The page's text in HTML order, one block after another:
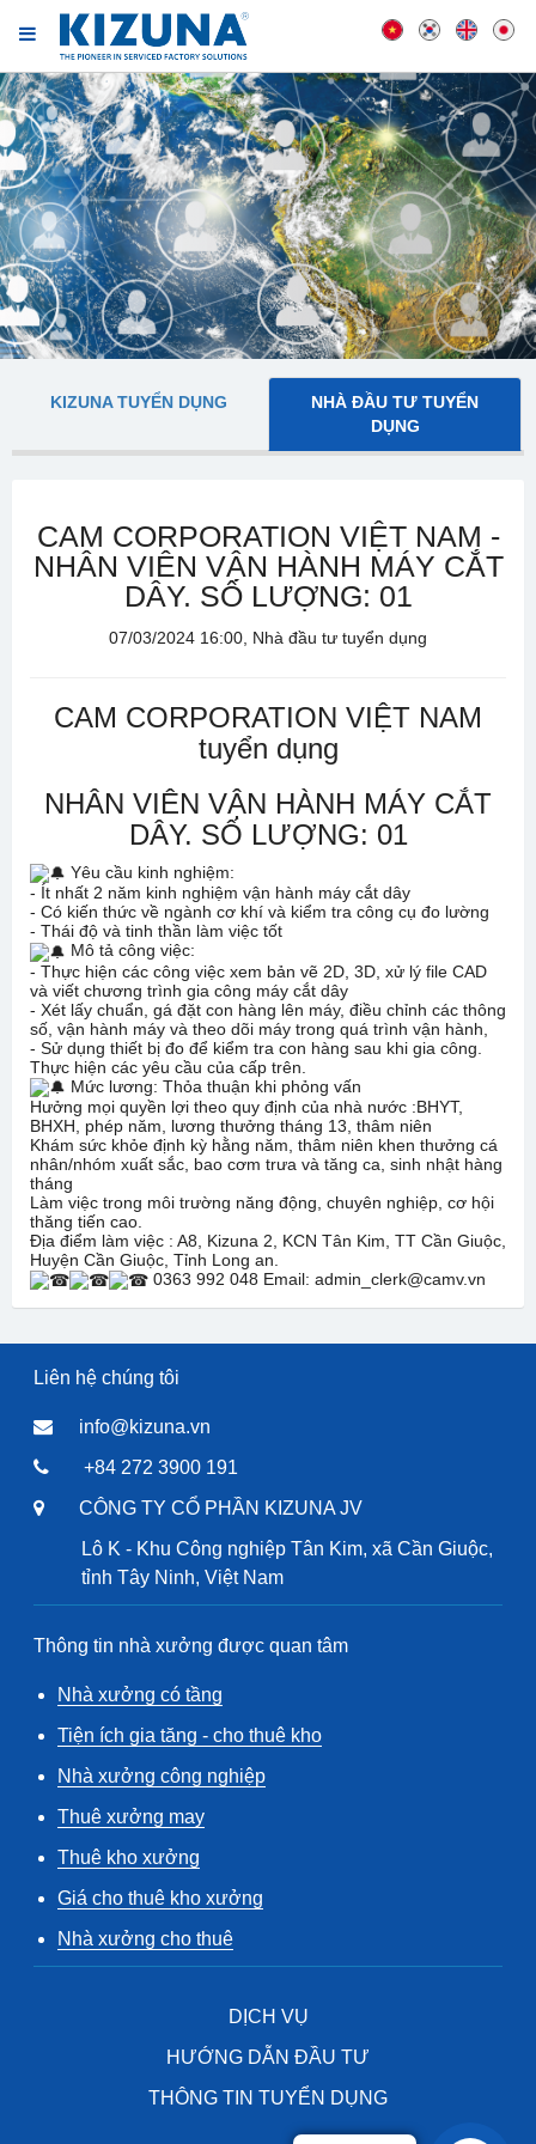
KIZUNA TUYỂN DỤNG
NHÀ ĐẦU TƯ TUYỂN
DỤNG
CAM CORPORATION VIỆT NAM -
NHÂN VIÊN VẬN HÀNH MÁY CẮT
DÂY. SỐ LƯỢNG: 01
07/03/2024 16:00, Nhà đầu tư tuyển dụng
CAM CORPORATION VIỆT NAM
tuyển dụng
NHÂN VIÊN VẬN HÀNH MÁY CẮT
DÂY. SỐ LƯỢNG: 01
Yêu cầu kinh nghiệm:
- Ít nhất 2 năm kinh nghiệm vận hành máy cắt dây
- Có kiến thức về ngành cơ khí và kiểm tra công cụ đo lường
- Thái độ và tinh thần làm việc tốt
Mô tả công việc:
- Thực hiện các công việc xem bản vẽ 2D, 3D, xử lý file CAD
và viết chương trình gia công máy cắt dây
- Xét lấy chuẩn, gá đặt con hàng lên máy, điều chỉnh các thông
số, vận hành máy và theo dõi máy trong quá trình vận hành,
- Sử dụng thiết bị đo để kiểm tra con hàng sau khi gia công.
Thực hiện các yêu cầu của cấp trên.
Mức lương: Thỏa thuận khi phỏng vấn
Hưởng mọi quyền lợi theo quy định của nhà nước :BHYT,
BHXH, phép năm, lương thưởng tháng 13, thâm niên
Khám sức khỏe định kỳ hằng năm, thâm niên khen thưởng cá
nhân/nhóm xuất sắc, bao cơm trưa và tăng ca, sinh nhật hàng
tháng
Làm việc trong môi trường năng động, chuyên nghiệp, cơ hội
thăng tiến cao.
Địa điểm làm việc : A8, Kizuna 2, KCN Tân Kim, TT Cần Giuộc,
Huyện Cần Giuộc, Tỉnh Long an.
0363 992 048 Email: admin_clerk@camv.vn
Liên hệ chúng tôi
info@kizuna.vn
+84 272 3900 191
CÔNG TY CỔ PHẦN KIZUNA JV
Lô K - Khu Công nghiệp Tân Kim, xã Cần Giuộc,
tỉnh Tây Ninh, Việt Nam
Thông tin nhà xưởng được quan tâm
Nhà xưởng có tầng
Tiện ích gia tăng - cho thuê kho
Nhà xưởng công nghiệp
Thuê xưởng may
Thuê kho xưởng
Giá cho thuê kho xưởng
Nhà xưởng cho thuê
DỊCH VỤ
HƯỚNG DẪN ĐẦU TƯ
THÔNG TIN TUYỂN DỤNG